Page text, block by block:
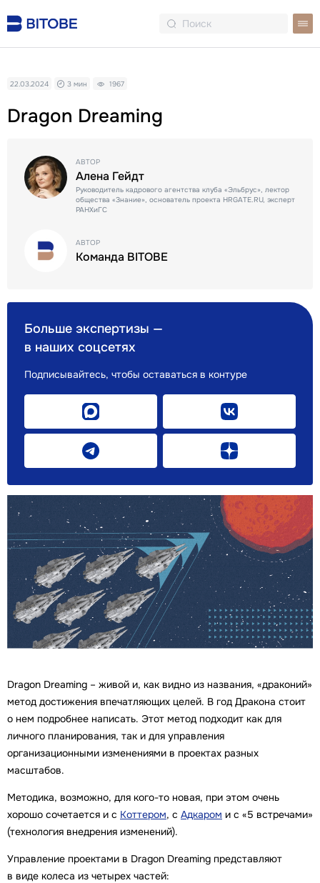
Dragon Dreaming
22.03.2024 3 мин 1967
Dragon Dreaming – живой и, как видно из названия, «драконий»
метод достижения впечатляющих целей. В год Дракона стоит
о нем подробнее написать. Этот метод подходит как для
личного планирования, так и для управления
организационными изменениями в проектах разных
масштабов.
Методика, возможно, для кого-то новая, при этом очень
хорошо сочетается и с Коттером, с Адкаром и с «5 встречами»
(технология внедрения изменений).
Управление проектами в Dragon Dreaming представляют
в виде колеса из четырех частей:
Больше экспертизы —
в наших соцсетях
Подписывайтесь, чтобы оставаться в контуре
АВТОР
Алена Гейдт
Руководитель кадрового агентства клуба «Эльбрус», лектор
общества «Знание», основатель проекта HRGATE.RU, эксперт
РАНХиГС
АВТОР
Команда BITOBE